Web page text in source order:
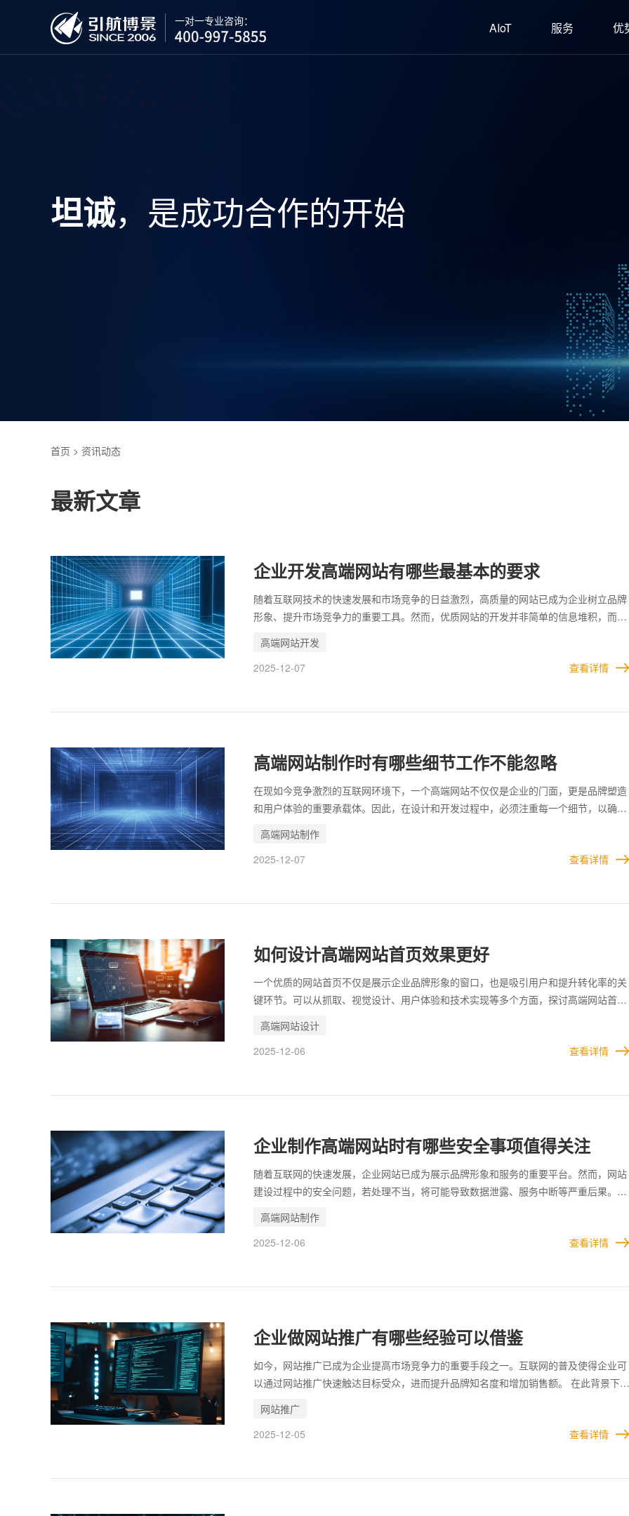
一对一专业咨询： AIoT 服务 优
坦诚，是成功合作的开始
首页 > 资讯动态
最新文章
企业开发高端网站有哪些最基本的要求
随着互联网技术的快速发展和市场竞争的日益激烈，高质量的网站已成为企业树立品牌
形象、提升市场竞争力的重要工具。然而，优质网站的开发并非简单的信息堆积，而需
网站的自然排名和被搜索的频率。企业需合理布局关键词、设置友好的URL结构，并确
保网站加载速度符合SEO标准，从而提高潜在客户的访问量。 企业在开发高端网站时
高端网站开发
2025-12-07
查看详情
高端网站制作时有哪些细节工作不能忽略
在现如今竞争激烈的互联网环境下，一个高端网站不仅仅是企业的门面，更是品牌塑造
和用户体验的重要承载体。因此，在设计和开发过程中，必须注重每一个细节，以确保
信息并对网站产生良好的第一印象。动画效果等动态元素的添加需做到适量，不宜过度
使用，以免造成页面冗杂或加载速度过慢的问题。 高端网站制作需要注重多个细节，只
高端网站制作
2025-12-07
查看详情
如何设计高端网站首页效果更好
一个优质的网站首页不仅是展示企业品牌形象的窗口，也是吸引用户和提升转化率的关
键环节。可以从抓取、视觉设计、用户体验和技术实现等多个方面，探讨高端网站首页
定性。选择适合的网站开发框架和技术栈，能够为后续的维护和扩展提供便利。 注重
SEO策略的应用，以提升网站的搜索排名，吸引更多潜在访客。定期对首页进行性能监
高端网站设计
2025-12-06
查看详情
企业制作高端网站时有哪些安全事项值得关注
随着互联网的快速发展，企业网站已成为展示品牌形象和服务的重要平台。然而，网站
建设过程中的安全问题，若处理不当，将可能导致数据泄露、服务中断等严重后果。因
全方位扫描，检测潜在的安全漏洞。若发现问题，应及时修复，避免被攻击者利用。此
外，还应考虑部署实时的安全监控系统，能够有效识别异常行为并提供快速响应。 企业
高端网站制作
2025-12-06
查看详情
企业做网站推广有哪些经验可以借鉴
如今，网站推广已成为企业提高市场竞争力的重要手段之一。互联网的普及使得企业可
以通过网站推广快速触达目标受众，进而提升品牌知名度和增加销售额。 在此背景下，
系统化的过程，涉及目标设定、内容创作、渠道选择及数据分析等多方面的工作。企业
在推广过程中，应根据具体情况灵活调整策略，并注重经验的总结与改进，以便获得最
网站推广
2025-12-05
查看详情